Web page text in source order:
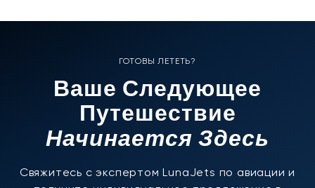
ГОТОВЫ ЛЕТЕТЬ?
Ваше Следующее
Путешествие
Начинается Здесь
Свяжитесь с экспертом LunaJets по авиации и